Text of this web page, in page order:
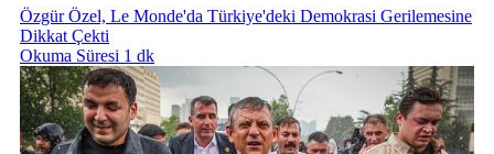
Özgür Özel, Le Monde'da Türkiye'deki Demokrasi Gerilemesine
Dikkat Çekti
Okuma Süresi 1 dk